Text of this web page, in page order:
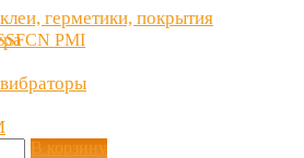
герметики, покрытия
PMI
В корзину